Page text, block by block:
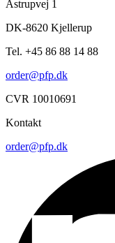
Astrupvej 1
DK-8620 Kjellerup
Tel. +45 86 88 14 88
order@pfp.dk
CVR 10010691
Kontakt
order@pfp.dk